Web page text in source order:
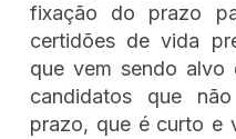
fixação do prazo
certidões de vida
que vem sendo alvo
candidatos que
prazo, que é curto e